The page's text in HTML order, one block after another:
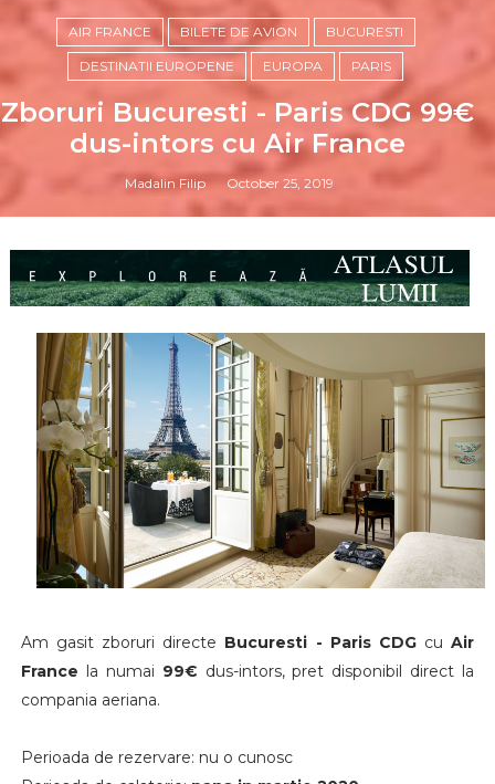
AIR FRANCE BILETE DE AVION BUCURESTI
DESTINATII EUROPENE EUROPA PARIS
Zboruri Bucuresti - Paris CDG 99€
dus-intors cu Air France
Madalin Filip October 25, 2019
Am gasit zboruri directe Bucuresti - Paris CDG cuAir
France la numai 99€ dus-intors, pret disponibil direct la
compania aeriana.
Perioada de rezervare: nu o cunosc